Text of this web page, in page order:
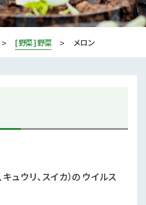
[ 野菜 ] 野菜 メロン
ュウリ、スイカ）の ウイルス